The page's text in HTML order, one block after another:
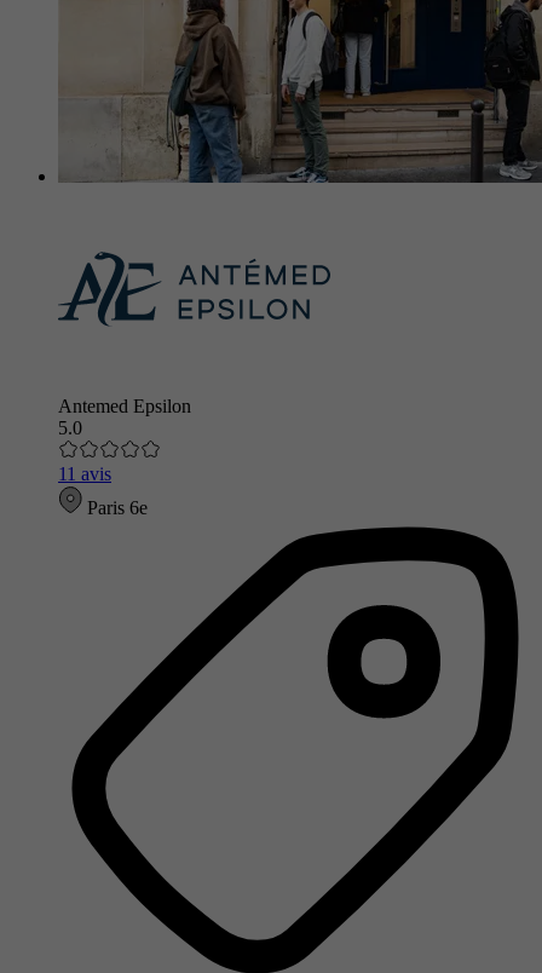
Antemed Epsilon
5.0
11 avis
Paris 6e